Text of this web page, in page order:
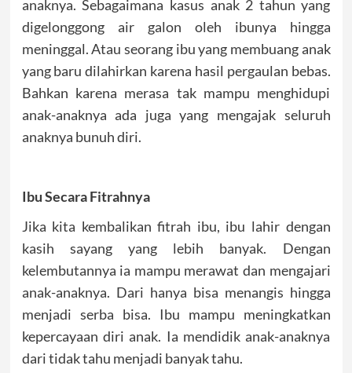
anaknya. Sebagaimana kasus anak 2 tahun yang
digelonggong air galon oleh ibunya hingga
meninggal. Atau seorang ibu yang membuang anak
yang baru dilahirkan karena hasil pergaulan bebas.
Bahkan karena merasa tak mampu menghidupi
anak-anaknya ada juga yang mengajak seluruh
anaknya bunuh diri.
Ibu Secara Fitrahnya
Jika kita kembalikan fitrah ibu, ibu lahir dengan
kasih sayang yang lebih banyak. Dengan
kelembutannya ia mampu merawat dan mengajari
anak-anaknya. Dari hanya bisa menangis hingga
menjadi serba bisa. Ibu mampu meningkatkan
kepercayaan diri anak. Ia mendidik anak-anaknya
dari tidak tahu menjadi banyak tahu.